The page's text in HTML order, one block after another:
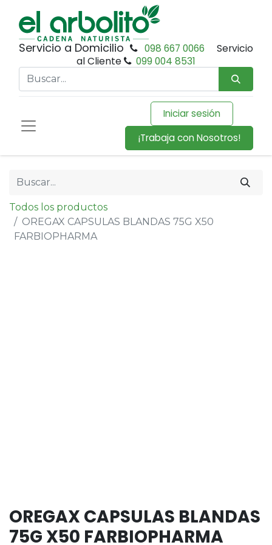
Servicio a Domicilio 098 667 0066
Servicio
al Cliente
099 004 8531
Iniciar sesión
¡Trabaja con Nosotros!
Todos los productos
OREGAX CAPSULAS BLANDAS 75G X50
FARBIOPHARMA
OREGAX CAPSULAS BLANDAS
75G X50 FARBIOPHARMA